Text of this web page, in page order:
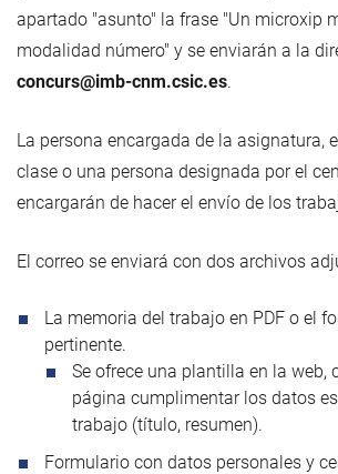
apartado "asunto" la frase "Un microxip
modalidad número" y se enviarán a la
concurs@imb-cnm.csic.es.
La persona encargada de la asignatura,
clase o una persona designada por el
encargarán de hacer el envío de los
El correo se enviará con dos archivos
La memoria del trabajo en PDF o el
pertinente.
Se ofrece una plantilla en la web,
página cumplimentar los datos
trabajo (título, resumen).
Formulario con datos personales y